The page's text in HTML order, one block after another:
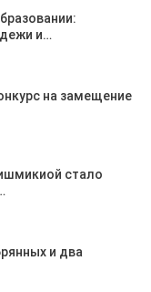
и…
на замещение
стало
и два